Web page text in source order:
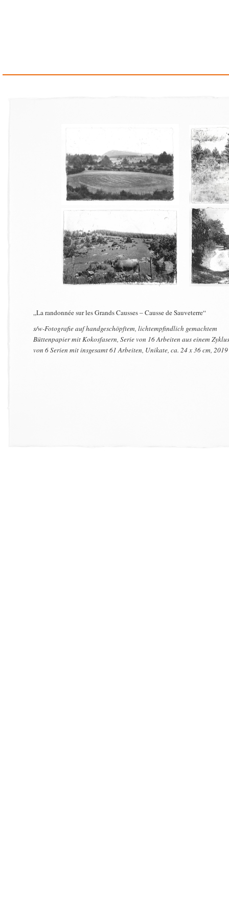
„La randonnée sur les Grands Causses – Causse de Sauveterre“
s/w-Fotografie auf handgeschöpftem, lichtempfindlich gemachtem
Büttenpapier mit Kokosfasern, Serie von 16 Arbeiten aus einem Zyklus
von 6 Serien mit insgesamt 61 Arbeiten, Unikate, ca. 24 x 36 cm, 2019